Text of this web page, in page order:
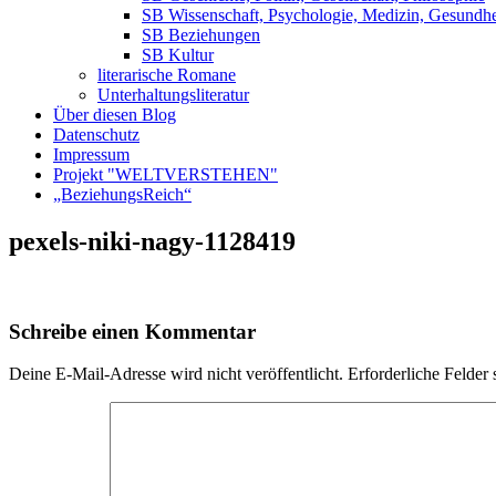
SB Wissenschaft, Psychologie, Medizin,
SB Beziehungen
SB Kultur
literarische Romane
Unterhaltungsliteratur
Über diesen Blog
Datenschutz
Impressum
Projekt "WELTVERSTEHEN"
„BeziehungsReich“
pexels-niki-nagy-1128419
Schreibe einen Kommentar
Deine E-Mail-Adresse wird nicht veröffentlicht. Erforderliche Felder